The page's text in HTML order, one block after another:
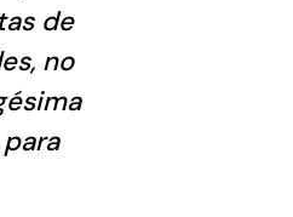
de
no